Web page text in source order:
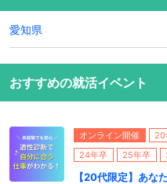
愛知県
おすすめの就活イベント
オンライン開催 20
24年卒
25年卒
【20代限定】あな